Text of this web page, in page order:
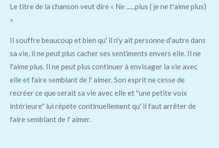
Le titre de la chanson veut dire « Ne ......plus ( je ne t'aime plus)
»
Il souffre beaucoup et bien qu' il n'y ait personne d'autre dans
sa vie, il ne peut plus cacher ses sentiments envers elle. Il ne
l'aime plus. Il ne peut plus continuer à envisager la vie avec
elle et faire semblant de l' aimer. Son esprit ne cesse de
recréer ce que serait sa vie avec elle et ''une petite voix
intérieure'' lui répète continuellement qu' il faut arrêter de
faire semblant de l' aimer.